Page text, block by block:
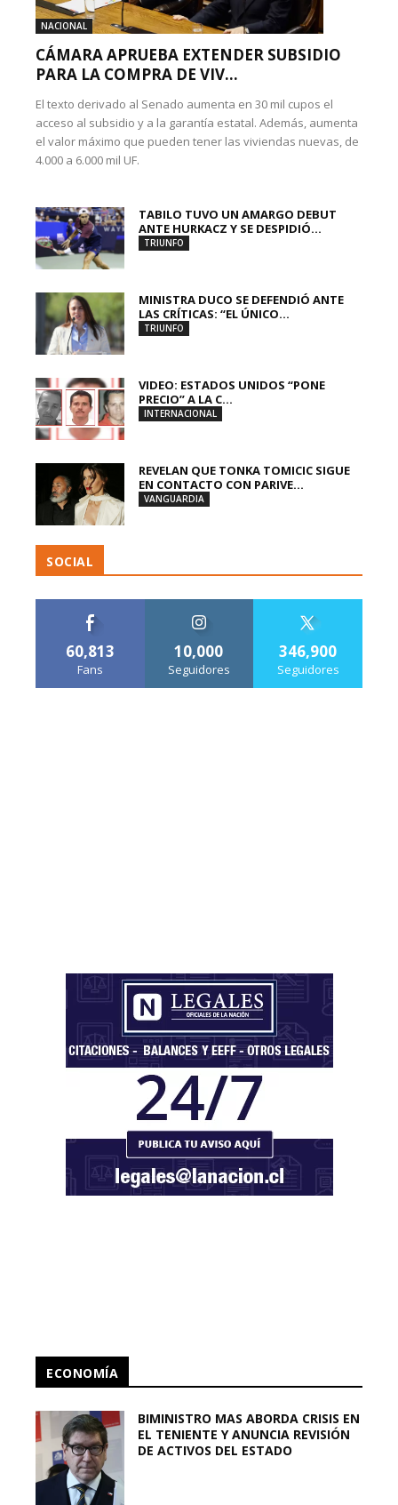
NACIONAL
CÁMARA APRUEBA EXTENDER SUBSIDIO
PARA LA COMPRA DE VIV...
El texto derivado al Senado aumenta en 30 mil cupos el
acceso al subsidio y a la garantía estatal. Además, aumenta
el valor máximo que pueden tener las viviendas nuevas, de
4.000 a 6.000 mil UF.
TABILO TUVO UN AMARGO DEBUT
ANTE HURKACZ Y SE DESPIDIÓ...
TRIUNFO
MINISTRA DUCO SE DEFENDIÓ ANTE
LAS CRÍTICAS: “EL ÚNICO...
TRIUNFO
VIDEO: ESTADOS UNIDOS “PONE
PRECIO” A LA C...
INTERNACIONAL
REVELAN QUE TONKA TOMICIC SIGUE
EN CONTACTO CON PARIVE...
VANGUARDIA
SOCIAL
60,813
Fans
10,000
Seguidores
346,900
Seguidores
ECONOMÍA
BIMINISTRO MAS ABORDA CRISIS EN
EL TENIENTE Y ANUNCIA REVISIÓN
DE ACTIVOS DEL ESTADO